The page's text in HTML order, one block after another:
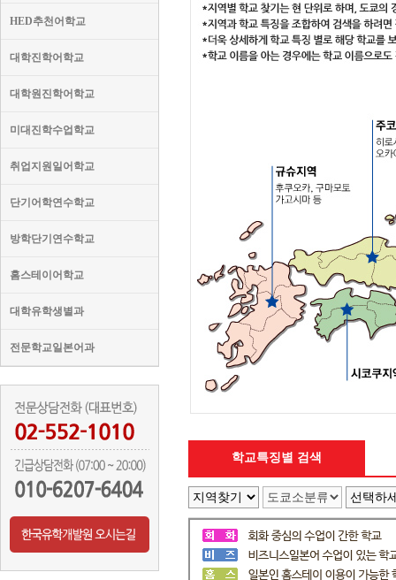
HED추천어학교
대학진학어학교
대학원진학어학교
미대진학수업학교
취업지원일어학교
단기어학연수학교
방학단기연수학교
홈스테이어학교
대학유학생별과
전문학교일본어과
학교특징별 검색